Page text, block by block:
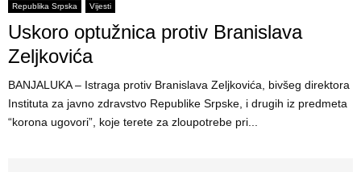
Republika Srpska Vijesti
Uskoro optužnica protiv Branislava
Zeljkovića
BANJALUKA – Istraga protiv Branislava Zeljkovića, bivšeg direktora
Instituta za javno zdravstvo Republike Srpske, i drugih iz predmeta
“korona ugovori”, koje terete za zloupotrebe pri...